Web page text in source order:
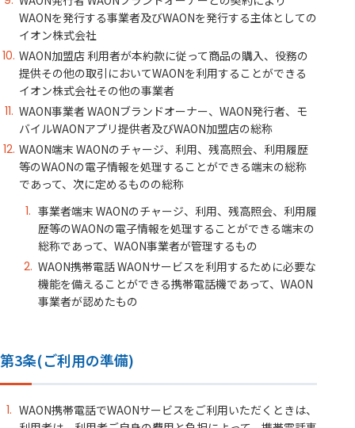
WAONを発行する事業者及びWAONを発行する主体としての
イオン株式会社
WAON加盟店 利用者が本約款に従って商品の購入、役務の
提供その他の取引においてWAONを利用することができる
イオン株式会社その他の事業者
WAON事業者 WAONブランドオーナー、WAON発行者、モ
バイルWAONアプリ提供者及びWAON加盟店の総称
WAON端末 WAONのチャージ、利用、残高照会、利用履歴
等のWAONの電子情報を処理することができる端末の総称
であって、次に定めるものの総称
事業者端末 WAONのチャージ、利用、残高照会、利用履
歴等のWAONの電子情報を処理することができる端末の
総称であって、WAON事業者が管理するもの
WAON携帯電話 WAONサービスを利用するために必要な
機能を備えることができる携帯電話機であって、WAON
事業者が認めたもの
第3条(ご利用の準備)
WAON携帯電話でWAONサービスをご利用いただくときは、